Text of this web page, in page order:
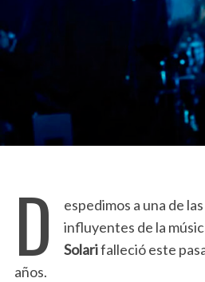
D
espedimos a una de
influyentes de la
Solarifalleció este
años.